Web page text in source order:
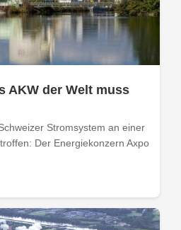
AKW der Welt muss
Stromsystem an einer
Der Energiekonzern Axpo